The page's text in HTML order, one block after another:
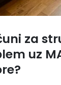
za
uz